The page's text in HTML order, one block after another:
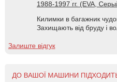
1988-1997 гг. (EVA,
Килимки в багажник
Захищають від бруду і
Залиште відгук
ДО ВАШОЇ МАШИНИ